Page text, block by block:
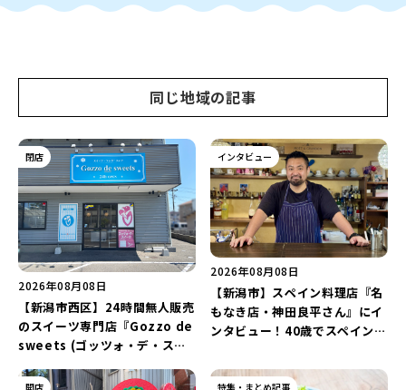
同じ地域の記事
閉店
2026年08月08日
【新潟市西区】24時間無人販売
のスイーツ専門店『Gozzo de
sweets (ゴッツォ・デ・スイ
店…。一部商品は姉妹店で販売
インタビュー
2026年08月08日
【新潟市】スペイン料理店『名
もなき店・神田良平さん』にイ
ンタビュー！40歳でスペインへ
で届ける♪
開店 特集・まとめ記事